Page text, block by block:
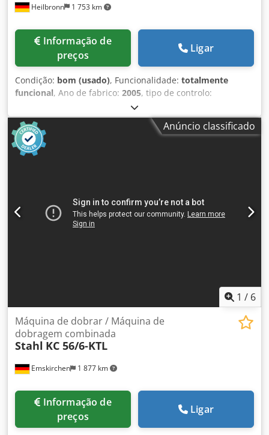
Heilbronn 1 753 km
preços
Ligar
Condição: bom (usado), Funcionalidade: totalmente
funcional, Ano de fabrico: 2005, tipo de controlo:
, potência do laser:
chapa aço (máx.):25 mm, espessura máxima de chapa de
aço inoxidável:
, espessura de chapa de alumínio
(máx.):12 mm
Ahmsr com eixo rotativo Comando CNC ByVision com mesa
Mandril de fixação para perfis: 15-315 mm Alimentação de
perfis através do mandril: 15-155 mm Comprimento
máximo de usinagem do perfil: 2700 mm Potência do laser:
Anúncio classificado
1 / 6
Emskirchen 1 877 km
Máquina de dobrar / Máquina de
dobragem combinada
Stahl KC 56/6-KTL
preços
Ligar